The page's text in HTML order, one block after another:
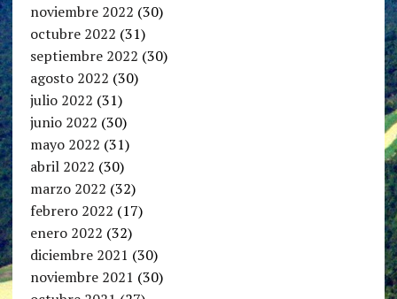
noviembre 2022 (30)
octubre 2022 (31)
septiembre 2022 (30)
agosto 2022 (30)
julio 2022 (31)
junio 2022 (30)
mayo 2022 (31)
abril 2022 (30)
marzo 2022 (32)
febrero 2022 (17)
enero 2022 (32)
diciembre 2021 (30)
noviembre 2021 (30)